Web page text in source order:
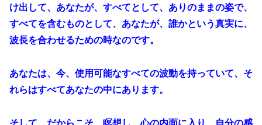
け出して、あなたが、すべてとして、ありのままの姿で、
すべてを含むものとして、あなたが、誰かという真実に、
波長を合わせるための時なのです。
あなたは、今、使用可能なすべての波動を持っていて、そ
れらはすべてあなたの中にあります。
そして、だからこそ、瞑想し、心の内面に入り、自分の感